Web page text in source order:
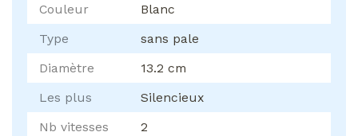
Couleur
Blanc
Type
sans pale
Diamètre
13.2 cm
Les plus
Silencieux
Nb vitesses
2